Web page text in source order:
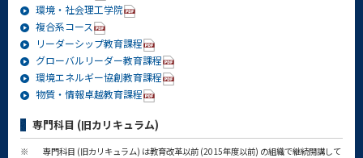
環境・社会理工学院
複合系コース
リーダーシップ教育課程
グローバルリーダー教育課程
環境エネルギー協創教育課程
物質・情報卓越教育課程
専門科目 (旧カリキュラム)
※
専門科目 (旧カリキュラム) は教育改革以前 (2015年度以前) の組織で継続開講して